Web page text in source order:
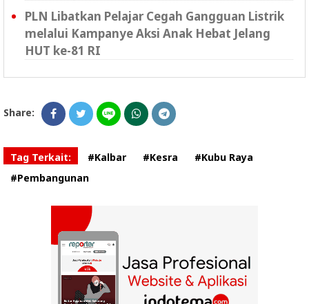
PLN Libatkan Pelajar Cegah Gangguan Listrik
melalui Kampanye Aksi Anak Hebat Jelang
HUT ke-81 RI
Share:
Tag Terkait: #Kalbar #Kesra
#Kubu Raya
#Pembangunan